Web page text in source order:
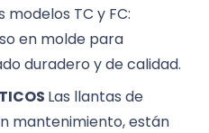
TC y FC:
en molde para
duradero y de calidad.
Las llantas de
mantenimiento, están